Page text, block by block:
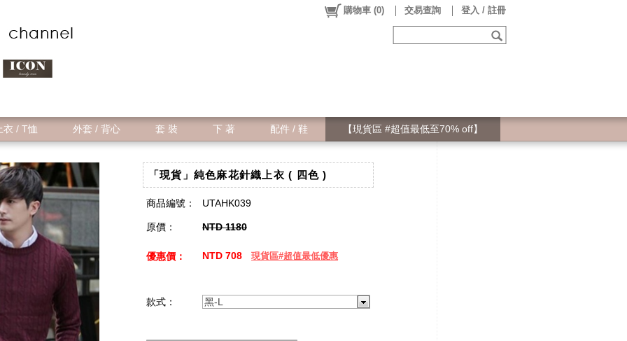
購物車 (0) 交易查詢 登入 / 註冊
衣 / T恤 外套 / 背心 套 裝 下 著 配件 / 鞋 【現貨區 #超值最低至70% off】
「現貨」純色麻花針織上衣 ( 四色 )
商品編號： UTAHK039
原價： NTD 1180
優惠價： NTD 708 現貨區#超值最低優惠
款式： 黑-L